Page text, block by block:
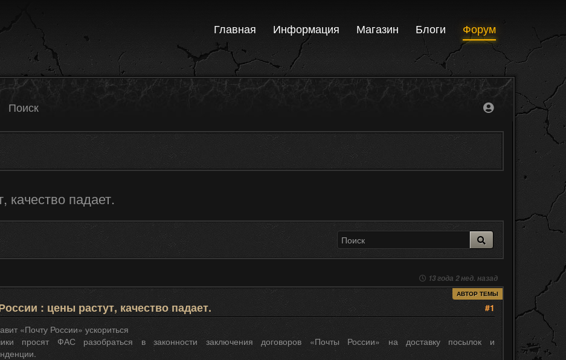
Главная Информация Магазин Блоги Форум
Поиск
качество падает.
13 года 2 нед. назад
АВТОР ТЕМЫ
: цены растут, качество падает.
#1
«Почту России» ускориться
просят ФАС разобраться в законности заключения договоров «Почты России» на доставку посылок и